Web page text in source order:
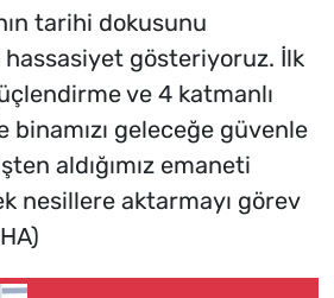
tarihi dokusunu
gösteriyoruz. İlk
ve 4 katmanlı
binamızı geleceğe güvenle
aldığımız emaneti
nesillere aktarmayı görev